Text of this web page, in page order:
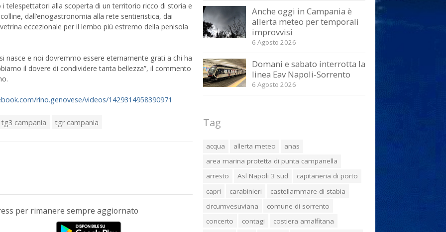
telespettatori alla scoperta di un territorio ricco di storia e
dall’enogastronomia alla rete sentieristica, dai
eccezionale per il lembo più estremo della penisola
nasce e noi dovremmo essere eternamente grati a chi ha
il dovere di condividere tanta bellezza”, il commento
rino.genovese/videos/1429314958390971
tg3 campania tgr campania
per rimanere sempre aggiornato
Anche oggi in Campania è
allerta meteo per temporali
improvvisi
6 Agosto 2026
Domani e sabato interrotta la
linea Eav Napoli-Sorrento
6 Agosto 2026
Tag
acqua allerta meteo
anas
area marina protetta di punta campanella
arresto
Asl Napoli 3 sud
capitaneria di porto
capri
carabinieri
castellammare di stabia
circumvesuviana
comune di sorrento
concerto
contagi
costiera amalfitana